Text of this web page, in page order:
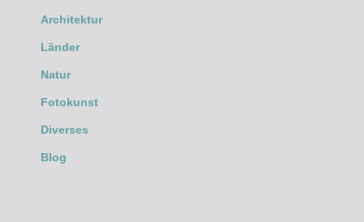
Architektur
Länder
Natur
Fotokunst
Diverses
Blog